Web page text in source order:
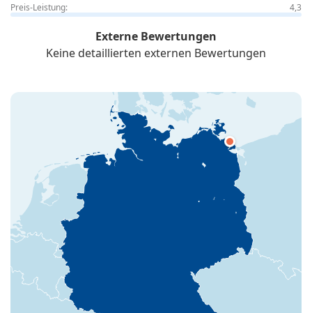
Preis-Leistung:
4,3
Externe Bewertungen
Keine detaillierten externen Bewertungen